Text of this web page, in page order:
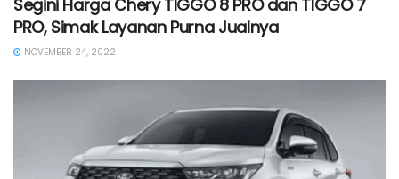
Segini Harga Chery TIGGO 8 PRO dan TIGGO 7
PRO, Simak Layanan Purna Jualnya
NOVEMBER 24, 2022